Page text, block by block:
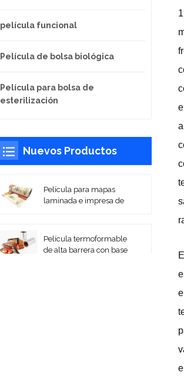
película funcional
Película de bolsa biológica
Película para bolsa de
esterilización
Nuevos Productos
Película para mapas
laminada e impresa de
Película termoformable
de alta barrera con base